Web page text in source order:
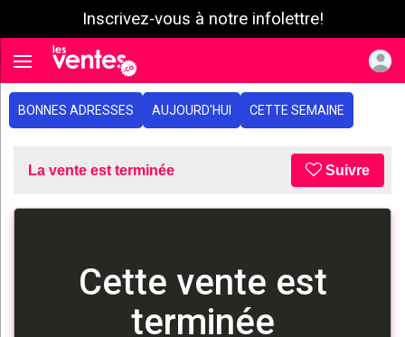
Inscrivez-vous à notre infolettre!
Toggle navigation
BONNES ADRESSES AUJOURD'HUI CETTE SEMAINE
La vente est terminée Suivre
Cette vente est
terminée